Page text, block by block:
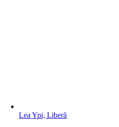
Lea Ypi, Liberă